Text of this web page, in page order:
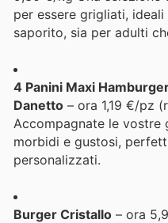
per essere grigliati,
saporito, sia per adulti
4 Panini Maxi
Danetto – ora 1,19 €/pz
Accompagnate le vostre
morbidi e gustosi,
personalizzati.
Burger Cristallo – ora